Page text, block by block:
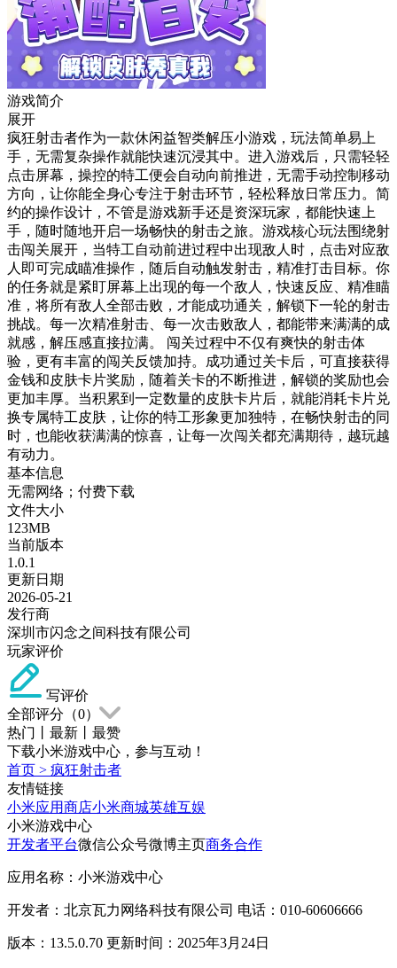
游戏简介
展开
疯狂射击者作为一款休闲益智类解压小游戏，玩法简单易上
手，无需复杂操作就能快速沉浸其中。进入游戏后，只需轻轻
点击屏幕，操控的特工便会自动向前推进，无需手动控制移动
方向，让你能全身心专注于射击环节，轻松释放日常压力。简
约的操作设计，不管是游戏新手还是资深玩家，都能快速上
手，随时随地开启一场畅快的射击之旅。游戏核心玩法围绕射
击闯关展开，当特工自动前进过程中出现敌人时，点击对应敌
人即可完成瞄准操作，随后自动触发射击，精准打击目标。你
的任务就是紧盯屏幕上出现的每一个敌人，快速反应、精准瞄
准，将所有敌人全部击败，才能成功通关，解锁下一轮的射击
挑战。每一次精准射击、每一次击败敌人，都能带来满满的成
就感，解压感直接拉满。 闯关过程中不仅有爽快的射击体
验，更有丰富的闯关反馈加持。成功通过关卡后，可直接获得
金钱和皮肤卡片奖励，随着关卡的不断推进，解锁的奖励也会
更加丰厚。当积累到一定数量的皮肤卡片后，就能消耗卡片兑
换专属特工皮肤，让你的特工形象更加独特，在畅快射击的同
时，也能收获满满的惊喜，让每一次闯关都充满期待，越玩越
有动力。
基本信息
无需网络；付费下载
文件大小
123MB
当前版本
1.0.1
更新日期
2026-05-21
发行商
深圳市闪念之间科技有限公司
玩家评价
写评价
全部评分（0）
热门
最新
最赞
下载小米游戏中心，参与互动！
首页 > 疯狂射击者
友情链接
小米应用商店小米商城英雄互娱
小米游戏中心
开发者平台微信公众号微博主页商务合作
应用名称：小米游戏中心
开发者：北京瓦力网络科技有限公司 电话：010-60606666
版本：13.5.0.70 更新时间：2025年3月24日